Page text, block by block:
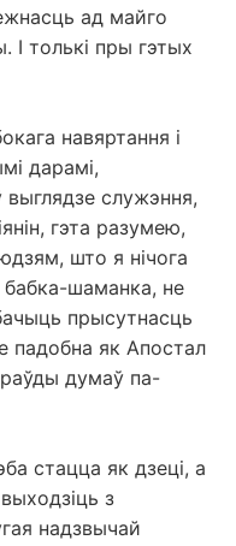
ад майго
толькі пры гэтых
навяртання і
дарамі,
выглядзе служэння,
гэта разумею,
што я нічога
бабка-шаманка, не
прысутнасць
падобна як Апостал
думаў па-
стацца як дзеці, а
з
надзвычай